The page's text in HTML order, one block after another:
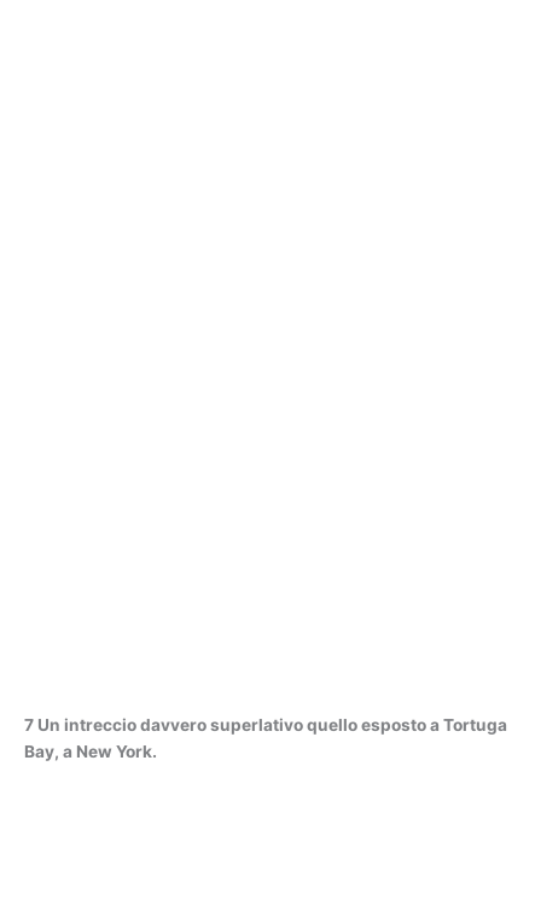
7 Un intreccio davvero superlativo quello esposto a Tortuga
Bay, a New York.